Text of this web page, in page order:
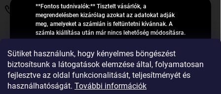
Sütiket használunk, hogy kényelmes böngészést
biztosítsunk a látogatások elemzése által, folyamatosan
fejlesztve az oldal funkcionalitását, teljesítményét és
használhatóságát. További információk
**Fontos tudnivalók:** Tisztelt vásárlók, a
megrendelésben kizárólag azokat az adatokat adják
meg, amelyeket a számlán is feltüntetni kívánnak. A
számla kiállítása után már nincs lehetőség módosításra.
feldolgozása” státusz alatt van lehetőség! Csak új,
**2023-ban, 2024-ben vagy 2025-ben** gyártott
gumiabroncsokat árusítunk – a gumik **pontos DOT-
számáról nem adunk felvilágosítást**! Köszönjük. A
feldolgozás alatt álló nagyszámú megrendelésre
+36705429902
R
U
K
E
Árukereső.hu